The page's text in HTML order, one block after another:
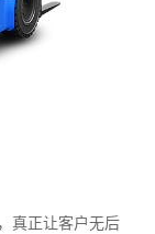
真正让客户无后